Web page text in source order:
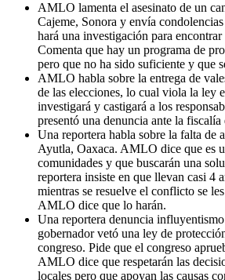
AMLO lamenta el asesinato de un
Cajeme, Sonora y envía
hará una investigación para encontrar
Comenta que hay un programa de
pero que no ha sido suficiente y que
AMLO habla sobre la entrega de
de las elecciones, lo cual viola la ley
investigará y castigará a los
presentó una denuncia ante la fiscalía
Una reportera habla sobre la falta de
Ayutla, Oaxaca. AMLO dice que es
comunidades y que buscarán una
reportera insiste en que llevan casi 4
mientras se resuelve el conflicto se
AMLO dice que lo harán.
Una reportera denuncia
gobernador vetó una ley de
congreso. Pide que el congreso
AMLO dice que respetarán las
locales pero que apoyan las causas